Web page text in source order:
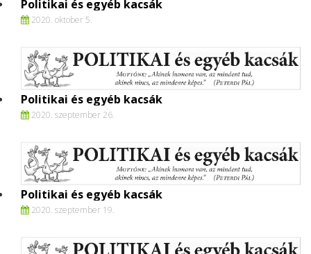
Politikai és egyéb kacsák
2020. oktober 5.
Politikai és egyéb kacsák
2020. szeptember 26.
Politikai és egyéb kacsák
2020. szeptember 19.